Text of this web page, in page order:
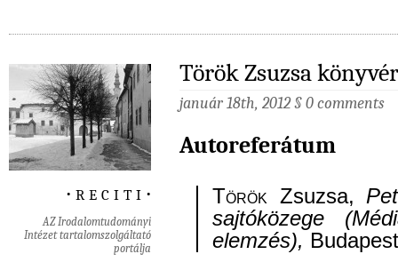
‧ r e c i t i ‧
AZ Irodalomtudományi
Intézet tartalomszolgáltató
portálja
Török Zsuzsa
január 18th, 2012§ 0 comments
Autoreferátum
Török Zsuzsa,
sajtóközege
elemzés),